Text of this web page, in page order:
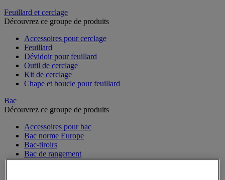
Feuillard et cerclage
Découvrez ce groupe de produits
Accessoires pour cerclage
Feuillard
Dévidoir pour feuillard
Outil de cerclage
Kit de cerclage
Chape et boucle pour feuillard
Bac
Découvrez ce groupe de produits
Accessoires pour bac
Bac norme Europe
Bac-tiroirs
Bac de rangement
Rangement pour bacs